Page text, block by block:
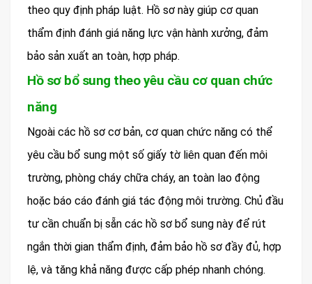
theo quy định pháp luật. Hồ sơ này giúp cơ quan
thẩm định đánh giá năng lực vận hành xưởng, đảm
bảo sản xuất an toàn, hợp pháp.
Hồ sơ bổ sung theo yêu cầu cơ quan chức
năng
Ngoài các hồ sơ cơ bản, cơ quan chức năng có thể
yêu cầu bổ sung một số giấy tờ liên quan đến môi
trường, phòng cháy chữa cháy, an toàn lao động
hoặc báo cáo đánh giá tác động môi trường. Chủ đầu
tư cần chuẩn bị sẵn các hồ sơ bổ sung này để rút
ngắn thời gian thẩm định, đảm bảo hồ sơ đầy đủ, hợp
lệ, và tăng khả năng được cấp phép nhanh chóng.